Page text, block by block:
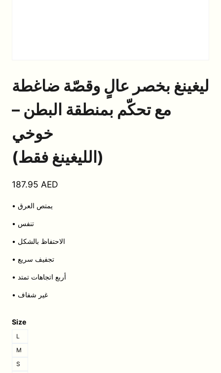
ليغينغ بخصر عالٍ وقصّة ضاغطة
مع تحكّم بمنطقة البطن –
خوخي
(الليغينغ فقط)
187.95 AED
• يمتص العرق
• تنفس
• الاحتفاظ بالشكل
• تجفيف سريع
• أربع اتجاهات تمتد
• غير شفاف
Size
L
M
S